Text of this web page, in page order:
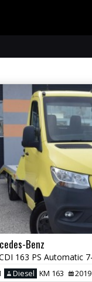
Benz
Diesel KM 163 2019